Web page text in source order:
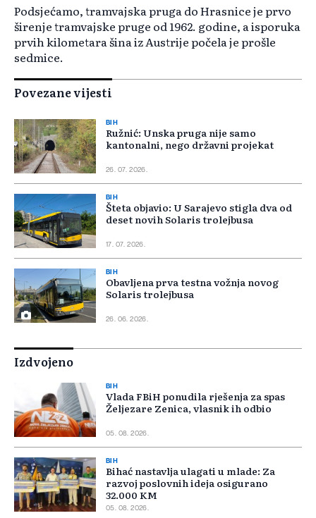
Podsjećamo, tramvajska pruga do Hrasnice je prvo
širenje tramvajske pruge od 1962. godine, a isporuka
prvih kilometara šina iz Austrije počela je prošle
sedmice.
Povezane vijesti
BIH
Ružnić: Unska pruga nije samo
kantonalni, nego državni projekat
26. 07. 2026.
BIH
Šteta objavio: U Sarajevo stigla dva od
deset novih Solaris trolejbusa
17. 07. 2026.
BIH
Obavljena prva testna vožnja novog
Solaris trolejbusa
26. 06. 2026.
Izdvojeno
BIH
Vlada FBiH ponudila rješenja za spas
Željezare Zenica, vlasnik ih odbio
05. 08. 2026.
BIH
Bihać nastavlja ulagati u mlade: Za
razvoj poslovnih ideja osigurano
32.000 KM
05. 08. 2026.